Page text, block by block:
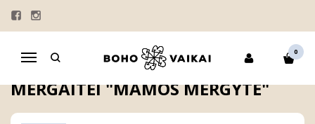
Navigacija
0
Pagrindinis
Drabužių komplektas mergaitei "Mamos mergytė"
DRABUŽIŲ KOMPLEKTAS
MERGAITEI "MAMOS MERGYTĖ"